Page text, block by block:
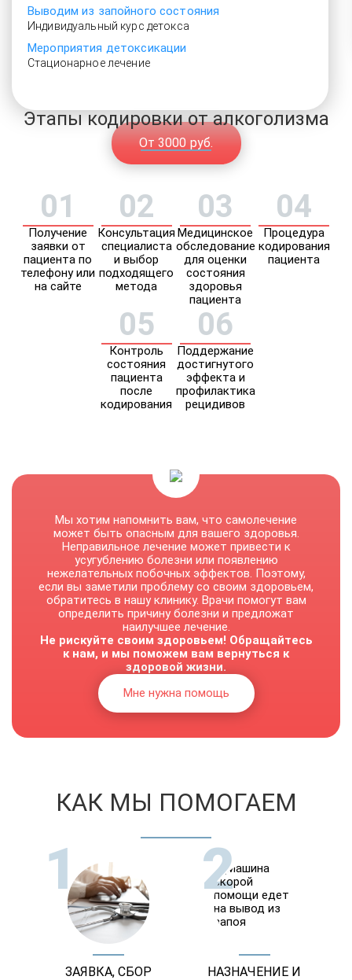
Выводим из запойного состояния
Индивидуальный курс детокса
Мероприятия детоксикации
Стационарное лечение
От 3000 руб.
Этапы кодировки от алкоголизма
01
Получение
заявки от
пациента по
телефону или
на сайте
02
Консультация
специалиста
и выбор
подходящего
метода
03
Медицинское
обследование
для оценки
состояния
здоровья
пациента
04
Процедура
кодирования
пациента
05
Контроль
состояния
пациента
после
кодирования
06
Поддержание
достигнутого
эффекта и
профилактика
рецидивов
Мы хотим напомнить вам, что самолечение
может быть опасным для вашего здоровья.
Неправильное лечение может привести к
усугублению болезни или появлению
нежелательных побочных эффектов. Поэтому,
если вы заметили проблему со своим здоровьем,
обратитесь в нашу клинику. Врачи помогут вам
определить причину болезни и предложат
наилучшее лечение.
Не рискуйте своим здоровьем! Обращайтесь
к нам, и мы поможем вам вернуться к
здоровой жизни.
Мне нужна помощь
КАК МЫ ПОМОГАЕМ
1
ЗАЯВКА, СБОР
2
НАЗНАЧЕНИЕ И